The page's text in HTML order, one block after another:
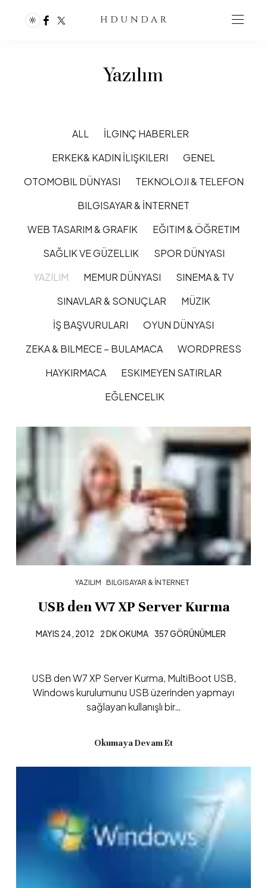
Yazılım
ALL
İLGINÇ HABERLER
ERKEK& KADIN İLIŞKILERI
GENEL
OTOMOBIL DÜNYASI
TEKNOLOJI & TELEFON
BILGISAYAR & İNTERNET
WEB TASARIM & GRAFIK
EĞITIM & ÖĞRETIM
SAĞLIK VE GÜZELLIK
SPOR DÜNYASI
YAZILIM
MEMUR DÜNYASI
SINEMA & TV
SINAVLAR & SONUÇLAR
MÜZIK
İŞ BAŞVURULARI
OYUN DÜNYASI
ZEKA & BILMECE – BULAMACA
WORDPRESS
HAYKIRMACA
ESKIMEYEN SATIRLAR
EĞLENCELIK
YAZILIM BILGISAYAR & İNTERNET
USB den W7 XP Server Kurma
MAYIS 24, 2012 2 DK OKUMA 357 GÖRÜNÜMLER
USB den W7 XP Server Kurma, MultiBoot USB,
Windows kurulumunu USB üzerinden yapmayı
sağlayan kullanışlı bir…
Okumaya Devam Et